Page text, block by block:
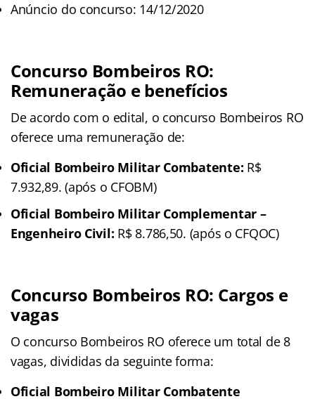
Anúncio do concurso: 14/12/2020
Concurso Bombeiros RO:
Remuneração e benefícios
De acordo com o edital, o concurso Bombeiros RO
oferece uma remuneração de:
Oficial Bombeiro Militar Combatente: R$
7.932,89. (após o CFOBM)
Oficial Bombeiro Militar Complementar –
Engenheiro Civil: R$ 8.786,50. (após o CFQOC)
Concurso Bombeiros RO: Cargos e
vagas
O concurso Bombeiros RO oferece um total de 8
vagas, divididas da seguinte forma:
Oficial Bombeiro Militar Combatente